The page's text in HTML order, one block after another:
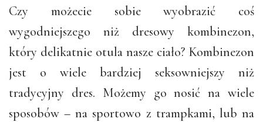
Czy możecie sobie wyobrazić coś
wygodniejszego niż dresowy kombinezon,
który delikatnie otula nasze ciało? Kombinezon
jest o wiele bardziej seksowniejszy niż
tradycyjny dres. Możemy go nosić na wiele
sposobów – na sportowo z trampkami, lub na